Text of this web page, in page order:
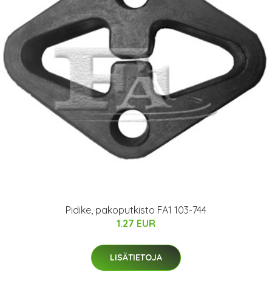
Pidike, pakoputkisto FA1 103-744
1.27 EUR
LISÄTIETOJA